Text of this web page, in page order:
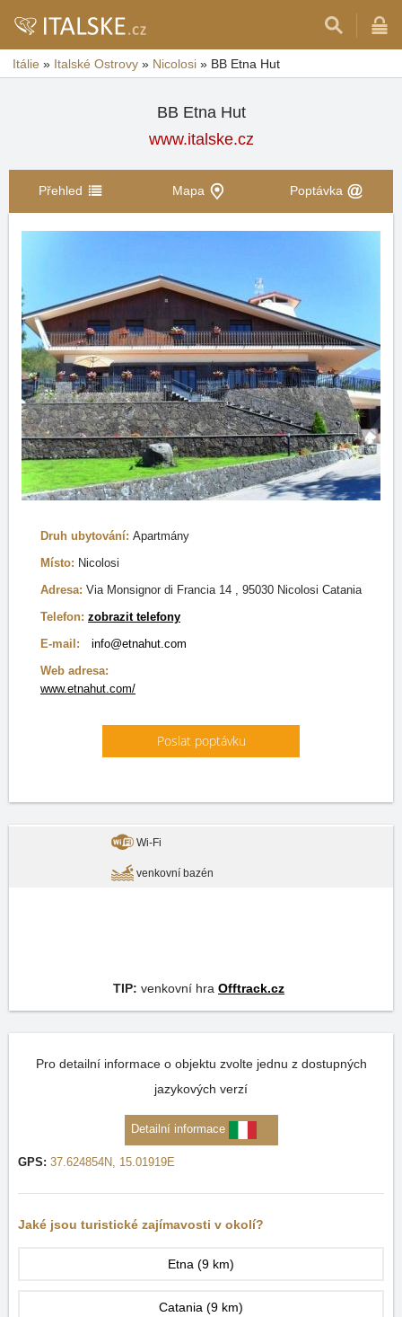
Itálie » Italské Ostrovy » Nicolosi » BB Etna Hut
BB Etna Hut
www.italske.cz
Přehled Mapa Poptávka
Druh ubytování: Apartmány
Místo: Nicolosi
Adresa: Via Monsignor di Francia 14 , 95030 Nicolosi Catania
Telefon: zobrazit telefony
E-mail:
info@etnahut.com
Web adresa:
www.etnahut.com/
Poslat poptávku
Wi-Fi
venkovní bazén
TIP: venkovní hra Offtrack.cz
Pro detailní informace o objektu zvolte jednu z dostupných
jazykových verzí
Detailní informace
GPS: 37.624854N, 15.01919E
Jaké jsou turistické zajímavosti v okolí?
Etna (9 km)
Catania (9 km)